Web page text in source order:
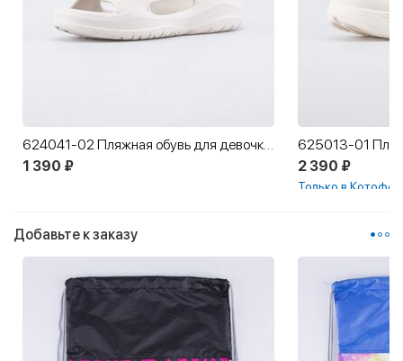
624041-02 Пляжная обувь для девочки Летние радости
1 390 ₽
2 390 ₽
Только в Котофей
Добавьте к заказу